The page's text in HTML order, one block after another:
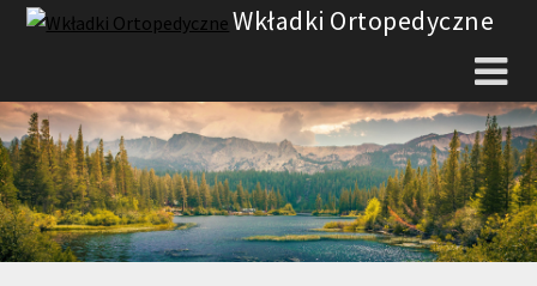
Skip
Wkładki Ortopedyczne